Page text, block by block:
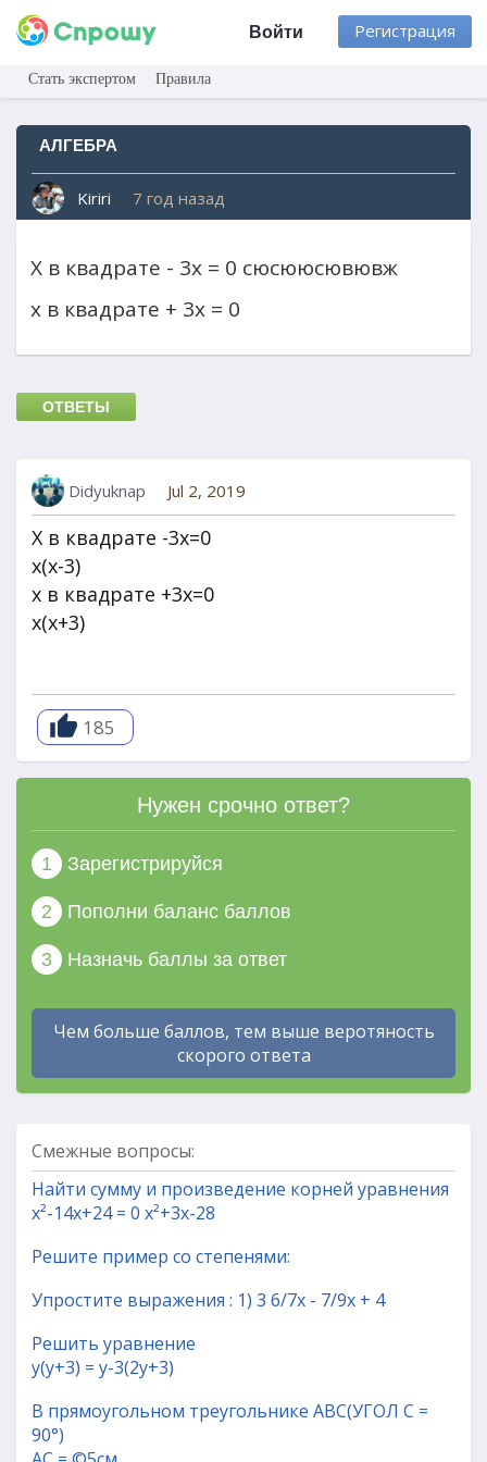
Регистрация
Войти
Стать экспертом Правила
АЛГЕБРА
Kiriri 7 год назад
Х в квадрате - 3х = 0 сюсююсювювж
х в квадрате + 3х = 0
ОТВЕТЫ
Didyuknap Jul 2, 2019
Х в квадрате -3х=0
х(х-3)
х в квадрате +3х=0
х(х+3)
185
Нужен срочно ответ?
1 Зарегистрируйся
2 Пополни баланс баллов
3 Назначь баллы за ответ
Чем больше баллов, тем выше веротяность
скорого ответа
Смежные вопросы:
Найти сумму и произведение корней уравнения
x²-14x+24 = 0 x²+3x-28
Решите пример со степенями:
Упростите выражения : 1) 3 6/7х - 7/9х + 4
Решить уравнение
y(y+3) = y-3(2y+3)
В прямоугольном треугольнике АВС(УГОЛ С =
90°)